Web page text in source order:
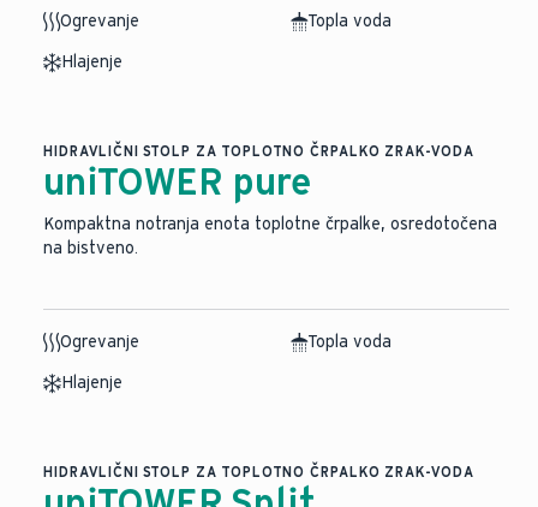
Ogrevanje
Topla voda
Hlajenje
HIDRAVLIČNI STOLP ZA TOPLOTNO ČRPALKO ZRAK-VODA
uniTOWER pure
Kompaktna notranja enota toplotne črpalke, osredotočena
na bistveno.
Ogrevanje
Topla voda
Hlajenje
HIDRAVLIČNI STOLP ZA TOPLOTNO ČRPALKO ZRAK-VODA